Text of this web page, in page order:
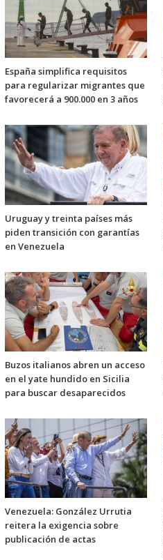
España simplifica requisitos
para regularizar migrantes que
favorecerá a 900.000 en 3 años
Uruguay y treinta países más
piden transición con garantías
en Venezuela
Buzos italianos abren un acceso
en el yate hundido en Sicilia
para buscar desaparecidos
Venezuela: González Urrutia
reitera la exigencia sobre
publicación de actas